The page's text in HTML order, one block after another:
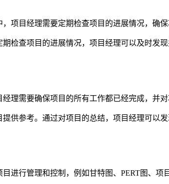
项目经理需要定期检查项目的进展情况，确保
检查项目的进展情况，项目经理可以及时发
理需要确保项目的所有工作都已经完成，并对
供参考。通过对项目的总结，项目经理可以
进行管理和控制，例如甘特图、PERT图、项